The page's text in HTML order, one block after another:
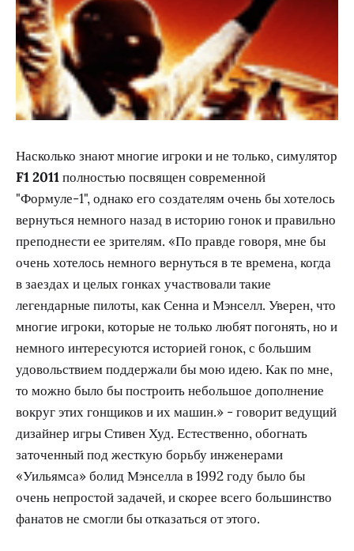
Насколько знают многие игроки и не только, симулятор
F1 2011полностью посвящен современной
"Формуле-1", однако его создателям очень бы хотелось
вернуться немного назад в историю гонок и правильно
преподнести ее зрителям. «По правде говоря, мне бы
очень хотелось немного вернуться в те времена, когда
в заездах и целых гонках участвовали такие
легендарные пилоты, как Сенна и Мэнселл. Уверен, что
многие игроки, которые не только любят погонять, но и
немного интересуются историей гонок, с большим
удовольствием поддержали бы мою идею. Как по мне,
то можно было бы построить небольшое дополнение
вокруг этих гонщиков и их машин.» - говорит ведущий
дизайнер игры Стивен Худ. Естественно, обогнать
заточенный под жесткую борьбу инженерами
«Уильямса» болид Мэнселла в 1992 году было бы
очень непростой задачей, и скорее всего большинство
фанатов не смогли бы отказаться от этого.